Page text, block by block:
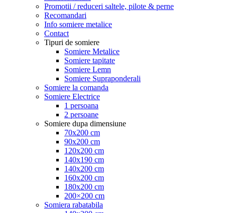
Promotii / reduceri saltele, pilote & perne
Recomandari
Info somiere metalice
Contact
Tipuri de somiere
Somiere Metalice
Somiere tapitate
Somiere Lemn
Somiere Supraponderali
Somiere la comanda
Somiere Electrice
1 persoana
2 persoane
Somiere dupa dimensiune
70x200 cm
90x200 cm
120x200 cm
140x190 cm
140x200 cm
160x200 cm
180x200 cm
200×200 cm
Somiera rabatabila